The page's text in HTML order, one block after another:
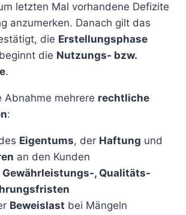
letzten Mal vorhandene Defizite
anzumerken. Danach gilt das
die Erstellungsphase
die Nutzungs- bzw.
.
Abnahme mehrere rechtliche
:
Eigentums, der Haftung und
an den Kunden
Gewährleistungs-, Qualitäts-
Beweislast bei Mängeln